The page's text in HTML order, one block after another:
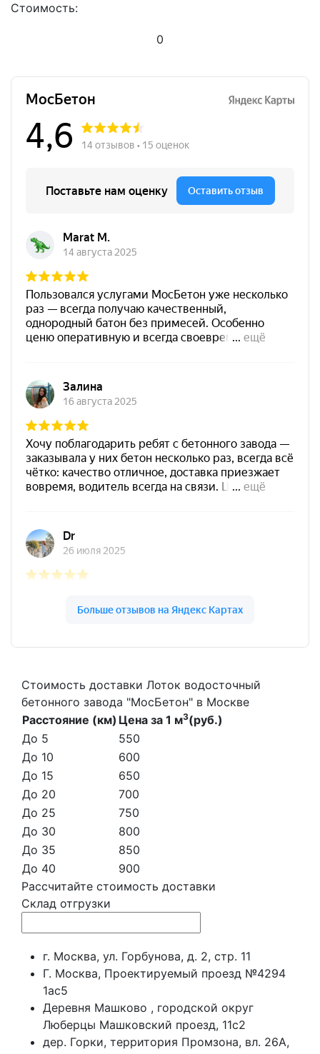
Стоимость:
0
Стоимость доставки Лоток водосточный
бетонного завода "МосБетон" в Москве
Расстояние (км) Цена за 1 м3(руб.)
До 5
550
До 10
600
До 15
650
До 20
700
До 25
750
До 30
800
До 35
850
До 40
900
Рассчитайте стоимость доставки
Склад отгрузки
г. Москва, ул. Горбунова, д. 2, стр. 11
Г. Москва, Проектируемый проезд №4294
1ас5
Деревня Машково , городской округ
Люберцы Машковский проезд, 11с2
дер. Горки, территория Промзона, вл. 26А,